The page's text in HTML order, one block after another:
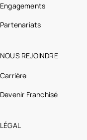
Engagements
Partenariats
NOUS REJOINDRE
Carrière
Devenir Franchisé
LÉGAL